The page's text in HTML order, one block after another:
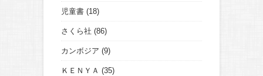
児童書 (18)
さくら社 (86)
カンボジア (9)
ＫＥＮＹＡ (35)